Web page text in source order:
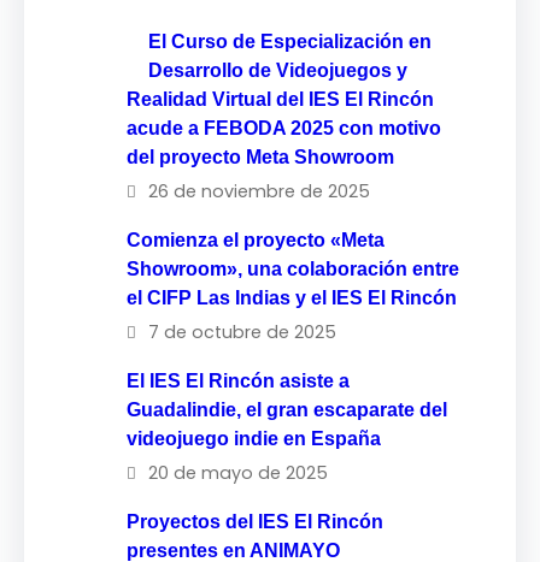
El Curso de Especialización en
Desarrollo de Videojuegos y
Realidad Virtual del IES El Rincón
acude a FEBODA 2025 con motivo
del proyecto Meta Showroom
26 de noviembre de 2025
Comienza el proyecto «Meta
Showroom», una colaboración entre
el CIFP Las Indias y el IES El Rincón
7 de octubre de 2025
El IES El Rincón asiste a
Guadalindie, el gran escaparate del
videojuego indie en España
20 de mayo de 2025
Proyectos del IES El Rincón
presentes en ANIMAYO